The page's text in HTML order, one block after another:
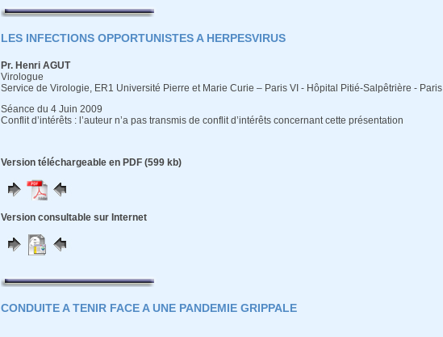
LES INFECTIONS OPPORTUNISTES A HERPESVIRUS
Pr. Henri AGUT
Virologue
Service de Virologie, ER1 Université Pierre et Marie Curie – Paris VI - Hôpital Pitié-Salpêtrière - Paris
Séance du 4 Juin 2009
Conflit d’intérêts : l’auteur n’a pas transmis de conflit d’intérêts concernant cette présentation
Version téléchargeable en PDF (599 kb)
Version consultable sur Internet
CONDUITE A TENIR FACE A UNE PANDEMIE GRIPPALE